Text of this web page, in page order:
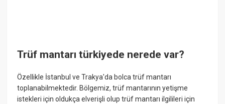
Trüf mantarı türkiyede nerede var?
Özellikle İstanbul ve Trakya'da bolca trüf mantarı
toplanabilmektedir. Bölgemiz, trüf mantarının yetişme
istekleri için oldukça elverişli olup trüf mantarı ilgilileri için